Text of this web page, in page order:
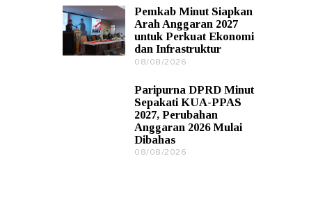
/
0
8
/
2
Pemkab Minut Siapkan
Arah Anggaran 2027
untuk Perkuat Ekonomi
dan Infrastruktur
08/08/2026
/
0
8
/
2
Paripurna DPRD Minut
Sepakati KUA-PPAS
2027, Perubahan
Anggaran 2026 Mulai
Dibahas
08/08/2026